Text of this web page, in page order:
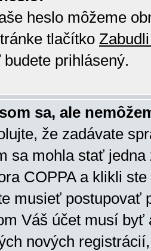
heslo môžeme
tlačítko
prihlásený.
sa, ale
že zadávate
sa mohla stať
COPPA a klikli
musieť postupovať
Váš účet musí
nových